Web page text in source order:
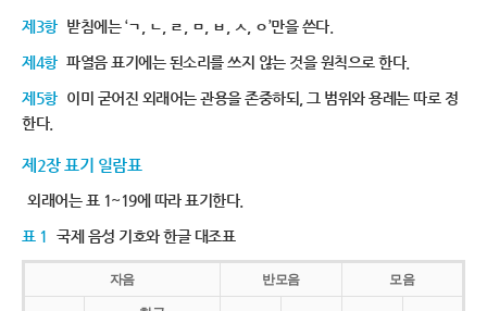
제3항 받침에는 ‘ㄱ, ㄴ, ㄹ, ㅁ, ㅂ, ㅅ, ㅇ’만을 쓴다.
제4항 파열음 표기에는 된소리를 쓰지 않는 것을 원칙으로 한다.
제5항 이미 굳어진 외래어는 관용을 존중하되, 그 범위와 용례는 따로 정
한다.
제2장 표기 일람표
외래어는 표 1~19에 따라 표기한다.
표 1 국제 음성 기호와 한글 대조표
자음 반모음 모음